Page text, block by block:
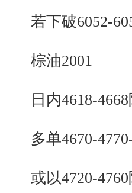
若下破6052-
棕油2001
日内4618-4668
多单4670-4770-
或以4720-4760